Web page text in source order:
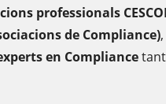
professionals
de Compliance)
en Compliance